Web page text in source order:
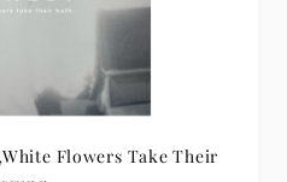
Flowers Take Their